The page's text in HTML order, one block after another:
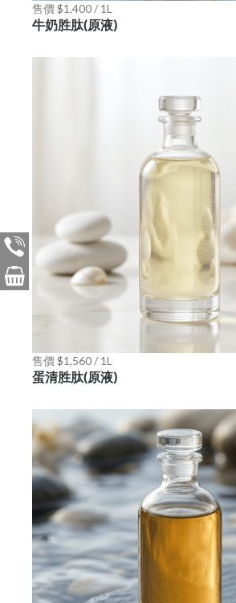
售價 $1,400 / 1L
牛奶胜肽(原液)
售價 $1,560 / 1L
蛋清胜肽(原液)